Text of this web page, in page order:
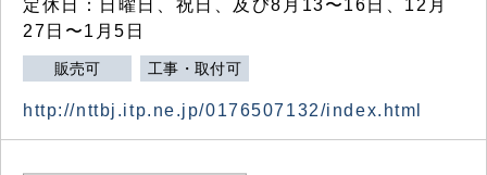
定休日：日曜日、祝日、及び8月13〜16日、12月
27日〜1月5日
販売可 工事・取付可
http://nttbj.itp.ne.jp/0176507132/index.html